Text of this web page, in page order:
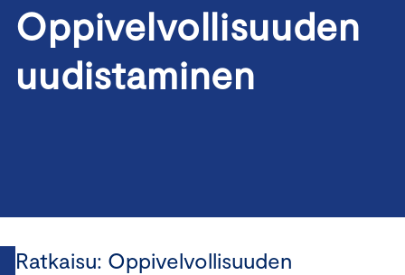
Oppivelvollisuuden
uudistaminen
Ratkaisu: Oppivelvollisuuden